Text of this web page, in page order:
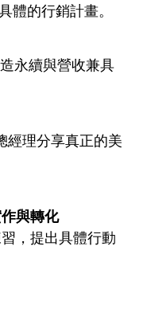
體的行銷計畫。
永續與營收兼具
理分享真正的美
與轉化
，提出具體行動